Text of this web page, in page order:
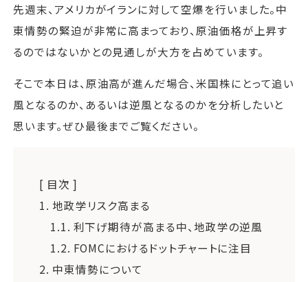
先週末、アメリカがイランに対して空爆を行いました。中
東情勢の緊迫が非常に高まっており、原油価格が上昇す
るのではないかとの見通しが大方を占めています。
そこで本日は、原油高が進んだ場合、米国株にとって追い
風となるのか、あるいは逆風となるのかを分析したいと
思います。ぜひ最後までご覧ください。
[ 目次 ]
1. 地政学リスク高まる
1.1. 利下げ期待が高まる中、地政学の逆風
1.2. FOMCにおけるドットチャートに注目
2. 中東情勢について